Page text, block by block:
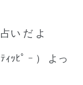
い だ よ
ｯﾋﾟ ｰ ） よっ